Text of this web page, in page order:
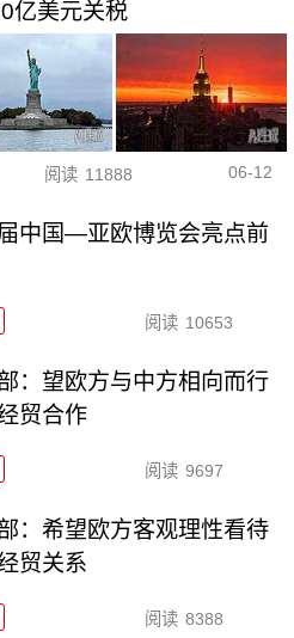
亿美元关税
阅读 11888 06-12
中国—亚欧博览会亮点前
阅读 10653
：望欧方与中方相向而行
贸合作
阅读 9697
：希望欧方客观理性看待
贸关系
阅读 8388